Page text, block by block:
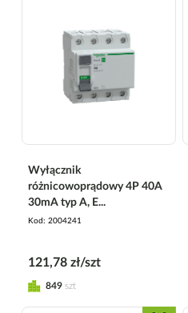
Wyłącznik
różnicowoprądowy 4P 40A
30mA typ A, E...
Kod 2004241
121,78 zł/szt
849 szt